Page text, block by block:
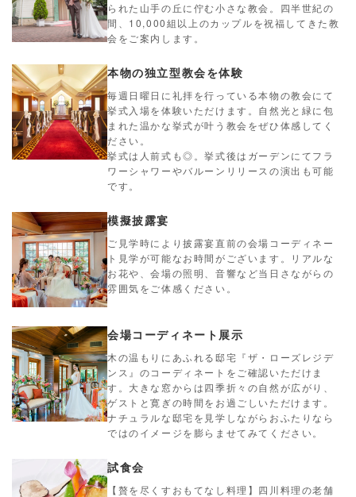
られた山手の丘に佇む小さな教会。四半世紀の
間、10,000組以上のカップルを祝福してきた教
会をご案内します。
本物の独立型教会を体験
毎週日曜日に礼拝を行っている本物の教会にて
挙式入場を体験いただけます。自然光と緑に包
まれた温かな挙式が叶う教会をぜひ体感してく
ださい。
挙式は人前式も◎。挙式後はガーデンにてフラ
ワーシャワーやバルーンリリースの演出も可能
です。
模擬披露宴
ご見学時により披露宴直前の会場コーディネー
ト見学が可能なお時間がございます。リアルな
お花や、会場の照明、音響など当日さながらの
雰囲気をご体感ください。
会場コーディネート展示
木の温もりにあふれる邸宅『ザ・ローズレジデ
ンス』のコーディネートをご確認いただけま
す。大きな窓からは四季折々の自然が広がり、
ゲストと寛ぎの時間をお過ごしいただけます。
ナチュラルな邸宅を見学しながらおふたりなら
ではのイメージを膨らませてみてください。
試食会
【贅を尽くすおもてなし料理】四川料理の老舗